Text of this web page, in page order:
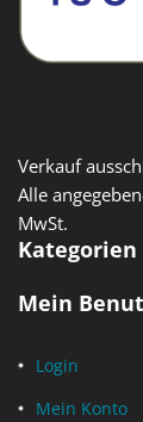
Verkauf
Alle
MwSt.
Kategorien
Mein
Login
Mein Konto